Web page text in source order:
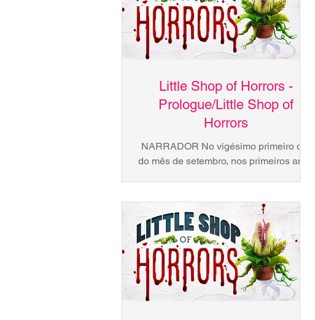
Little Shop of Horrors -
Prologue/Little Shop of
Horrors
NARRADOR No vigésimo primeiro dia
do mês de setembro, nos primeiros anos